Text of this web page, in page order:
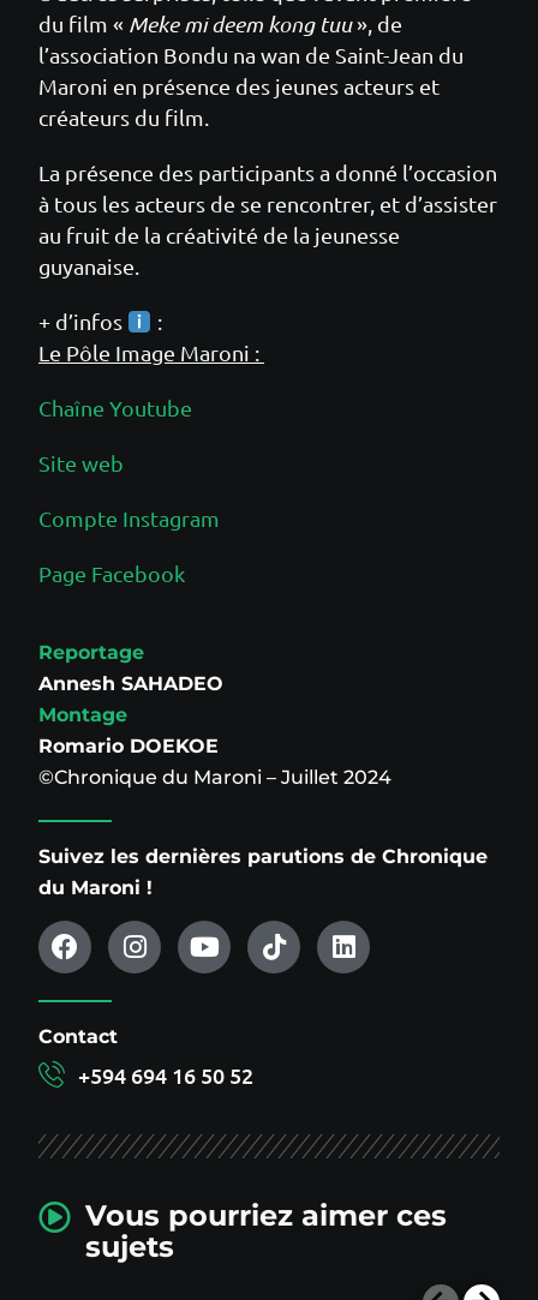
du film « Meke mi deem kong tuu», de
l’association Bondu na wan de Saint-Jean du
Maroni en présence des jeunes acteurs et
créateurs du film.
La présence des participants a donné l’occasion
à tous les acteurs de se rencontrer, et d’assister
au fruit de la créativité de la jeunesse
guyanaise.
+ d’infos
:
Le Pôle Image Maroni :
Chaîne Youtube
Site web
Compte Instagram
Page Facebook
Reportage
Annesh SAHADEO
Montage
Romario DOEKOE
©Chronique du Maroni – Juillet 2024
Suivez les dernières parutions de Chronique
du Maroni !
Contact
+594 694 16 50 52
Vous pourriez aimer ces
sujets